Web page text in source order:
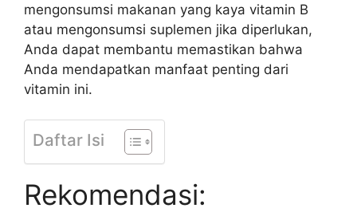
mengonsumsi makanan yang kaya vitamin B
atau mengonsumsi suplemen jika diperlukan,
Anda dapat membantu memastikan bahwa
Anda mendapatkan manfaat penting dari
vitamin ini.
Daftar Isi
Rekomendasi: